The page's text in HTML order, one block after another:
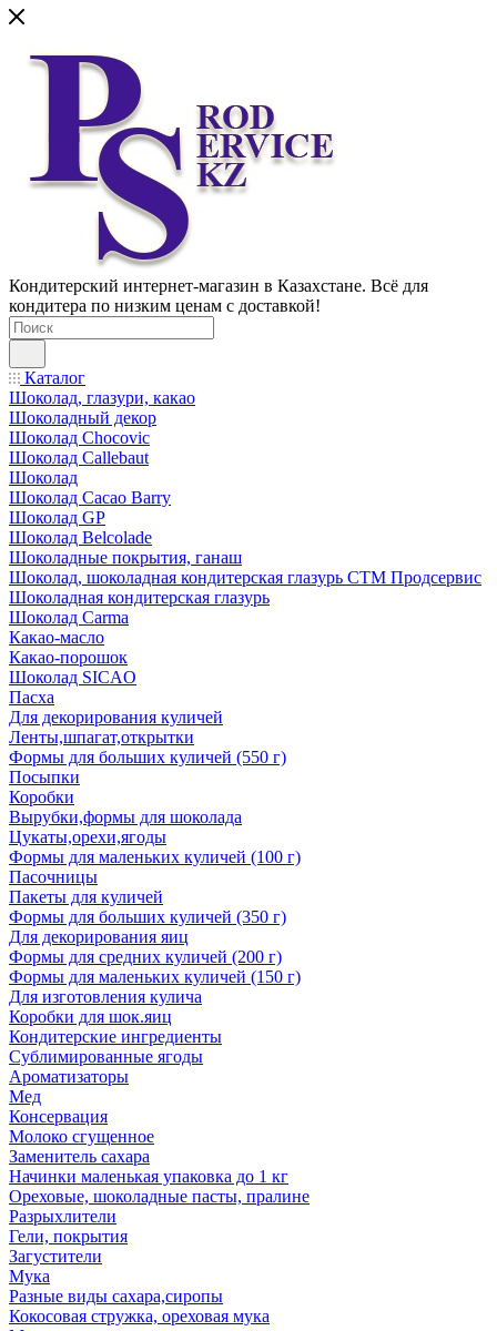
Кондитерский интернет-магазин в Казахстане. Всё для
кондитера по низким ценам с доставкой!
Каталог
Шоколад, глазури, какао
Шоколадный декор
Шоколад Chocovic
Шоколад Callebaut
Шоколад
Шоколад Cacao Barry
Шоколад GP
Шоколад Belcolade
Шоколадные покрытия, ганаш
Шоколад, шоколадная кондитерская глазурь СТМ Продсервис
Шоколадная кондитерская глазурь
Шоколад Carma
Какао-масло
Какао-порошок
Шоколад SICAO
Пасха
Для декорирования куличей
Ленты,шпагат,открытки
Формы для больших куличей (550 г)
Посыпки
Коробки
Вырубки,формы для шоколада
Цукаты,орехи,ягоды
Формы для маленьких куличей (100 г)
Пасочницы
Пакеты для куличей
Формы для больших куличей (350 г)
Для декорирования яиц
Формы для средних куличей (200 г)
Формы для маленьких куличей (150 г)
Для изготовления кулича
Коробки для шок.яиц
Кондитерские ингредиенты
Сублимированные ягоды
Ароматизаторы
Мед
Консервация
Молоко сгущенное
Заменитель сахара
Начинки маленькая упаковка до 1 кг
Ореховые, шоколадные пасты, пралине
Разрыхлители
Гели, покрытия
Загустители
Мука
Разные виды сахара,сиропы
Кокосовая стружка, ореховая мука